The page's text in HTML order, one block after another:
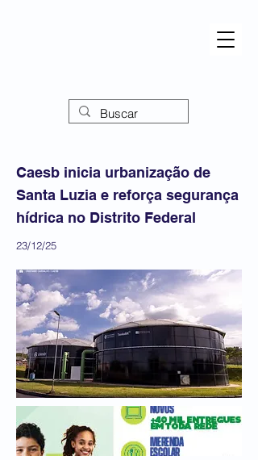
Caesb inicia urbanização de
Santa Luzia e reforça segurança
hídrica no Distrito Federal
23/12/25